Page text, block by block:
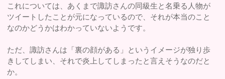
これについては、あくまで諏訪さんの同級生と名乗る人物が
ツイートしたことが元になっているので、それが本当のこと
なのかどうかはわかっていないようです。
ただ、諏訪さんは「裏の顔がある」というイメージが独り歩
きしてしまい、それで炎上してしまったと言えそうなのだと
か。